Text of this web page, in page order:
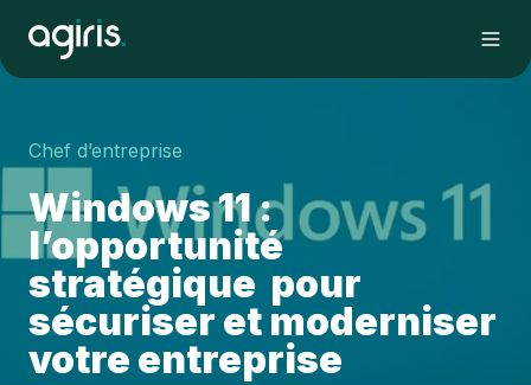
Chef d’entreprise
Windows 11 :
l’opportunité
stratégique pour
sécuriser et moderniser
votre entreprise